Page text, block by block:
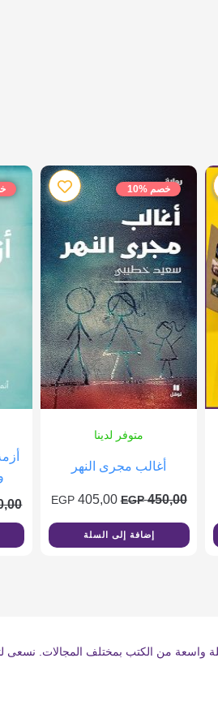
خصم %10
متوفر لدينا
أغالب مجرى النهر
450,00
EGP
405,00
EGP
إضافة إلى السلة
من الكتب بمختلف المجالات. نسعى